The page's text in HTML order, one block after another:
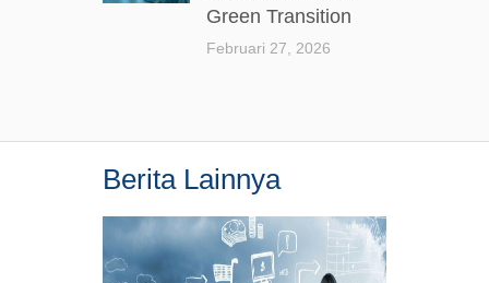
Green Transition
Februari 27, 2026
Berita Lainnya